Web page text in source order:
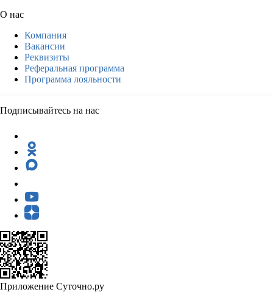
О нас
Компания
Вакансии
Реквизиты
Реферальная программа
Программа лояльности
Подписывайтесь на нас
Приложение Суточно.ру